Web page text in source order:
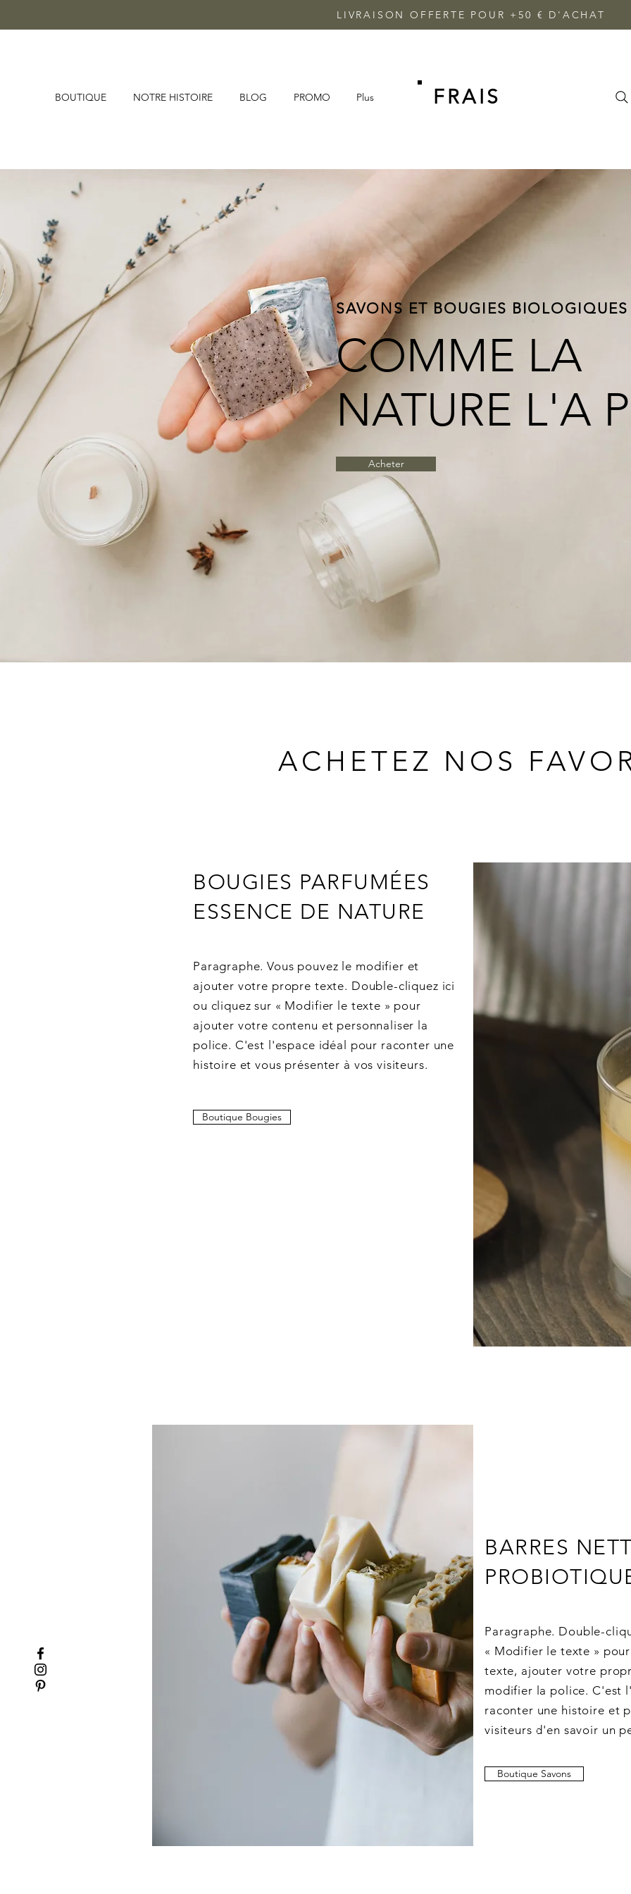
LIVRAISON OFFERTE POUR +50 € D'ACHAT
BOUTIQUE NOTRE HISTOIRE BLOG PROMO Plus FRAIS
SAVONS ET BOUGIES
COMME LA
NATURE L'A
Acheter
ACHETEZ NOS
BOUGIES PARFUMÉES
ESSENCE DE NATURE
Paragraphe. Vous pouvez le modifier et
ajouter votre propre texte. Double-cliquez ici
ou cliquez sur « Modifier le texte » pour
ajouter votre contenu et personnaliser la
police. C'est l'espace idéal pour raconter une
histoire et vous présenter à vos visiteurs.
Boutique Bougies
BARRES
Paragraphe. Double-
« Modifier le texte »
texte, ajouter votre
modifier la police. C'est
raconter une histoire et
visiteurs d'en savoir un
Boutique Savons